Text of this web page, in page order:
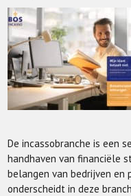
De incassobranche is een
handhaven van financiële
belangen van bedrijven en
onderscheidt in deze